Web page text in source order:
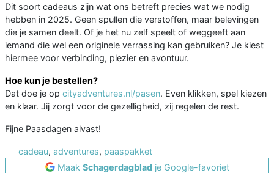
Dit soort cadeaus zijn wat ons betreft precies wat we nodig
hebben in 2025. Geen spullen die verstoffen, maar belevingen
die je samen deelt. Of je het nu zelf speelt of weggeeft aan
iemand die wel een originele verrassing kan gebruiken? Je kiest
hiermee voor verbinding, plezier en avontuur.
Hoe kun je bestellen?
Dat doe je op cityadventures.nl/pasen. Even klikken, spel kiezen
en klaar. Jij zorgt voor de gezelligheid, zij regelen de rest.
Fijne Paasdagen alvast!
cadeau, adventures, paaspakket
Maak Schagerdagbladje Google-favoriet